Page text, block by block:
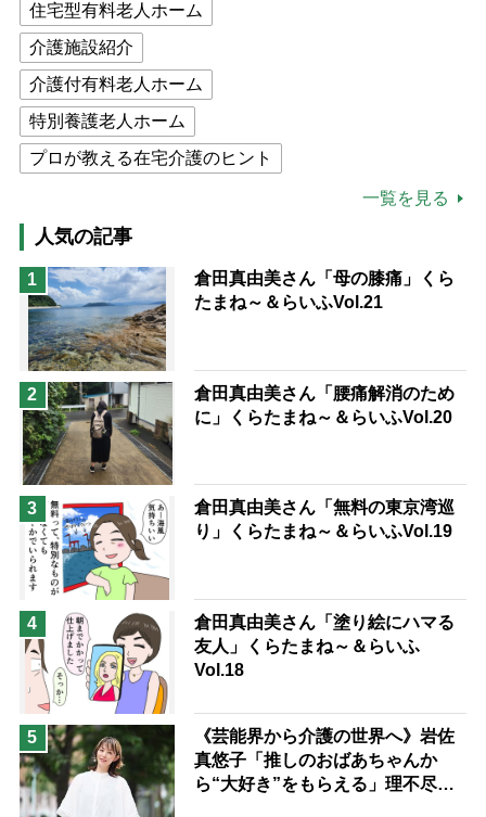
住宅型有料老人ホーム
介護施設紹介
介護付有料老人ホーム
特別養護老人ホーム
プロが教える在宅介護のヒント
高木ブー
ケアマネジャー
猫が母になつきません
息子の遠距離介護サバイバル術
兄がボケました
予防法
一覧を見る
人気の記事
1
倉田真由美さん「母の膝痛」くら
たまね～＆らいふVol.21
2
倉田真由美さん「腰痛解消のため
に」くらたまね～＆らいふVol.20
3
倉田真由美さん「無料の東京湾巡
り」くらたまね～＆らいふVol.19
4
倉田真由美さん「塗り絵にハマる
友人」くらたまね～＆らいふ
Vol.18
5
《芸能界から介護の世界へ》岩佐
真悠子「推しのおばあちゃんか
ら“大好き”をもらえる」理不尽さ